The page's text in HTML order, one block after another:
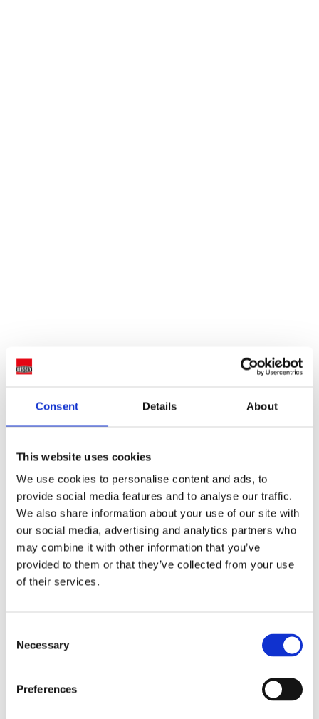
Consent Details About
This website uses cookies
We use cookies to personalise content and ads, to
provide social media features and to analyse our traffic.
We also share information about your use of our site with
our social media, advertising and analytics partners who
may combine it with other information that you’ve
provided to them or that they’ve collected from your use
of their services.
Selection
Necessary
Preferences